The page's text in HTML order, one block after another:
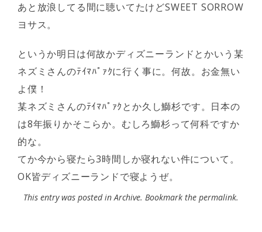
あと放浪してる間に聴いてたけどSWEET SORROW
ヨサス。
というか明日は何故かディズニーランドとかいう某
ネズミさんのﾃｲﾏﾊﾟｧｸに行く事に。何故。お金無い
よ僕！
某ネズミさんのﾃｲﾏﾊﾟｧｸとか久し鰤杉です。日本の
は8年振りかそこらか。むしろ鰤杉って何科ですか
的な。
てか今から寝たら3時間しか寝れない件について。
OK皆ディズニーランドで寝ようぜ。
This entry was posted inArchive. Bookmark the permalink.